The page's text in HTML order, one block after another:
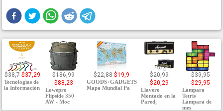
$38,7 $37,29
Tecnologías de
la Información
$186,99
$88,23
Lowepro
Flipside 350
AW - Moc
$22,88 $19,9
GOODS+GADGETS
Mapa Mundial Pa
$20,99
$20,29
Llavero
Montado en la
Pared,
$39,95
$29,95
Lámpara
Tetris
Lámpara de
mes